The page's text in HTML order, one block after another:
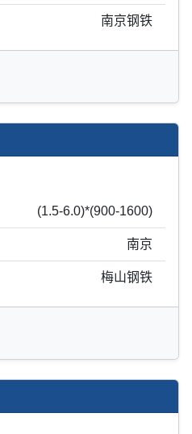
南京钢铁
(1.5-6.0)*(900-1600)
南京
梅山钢铁